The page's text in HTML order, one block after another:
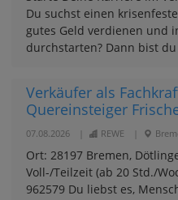
Du suchst einen
gutes Geld verdienen und
durchstarten? Dann bist
Verkäufer als
Quereinsteiger
07.08.2026 REWE
Ort: 28197 Bremen,
Voll-/Teilzeit (ab 20 Std./
962579 Du liebst es,